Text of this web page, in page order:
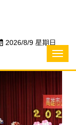
2026/8/9 星期日